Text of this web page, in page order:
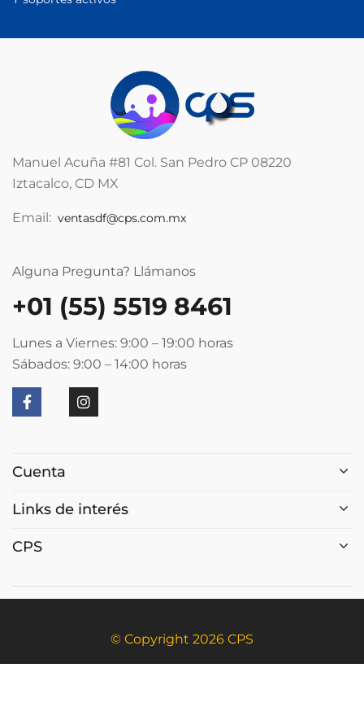
Manuel Acuña #81 Col. San Pedro CP 08220
Iztacalco, CD MX
Email: ventasdf@cps.com.mx
Alguna Pregunta? Llámanos
+01 (55) 5519 8461
Lunes a Viernes: 9:00 – 19:00 horas
Sábados: 9:00 – 14:00 horas
Cuenta
Links de interés
CPS
© Copyright 2026 CPS